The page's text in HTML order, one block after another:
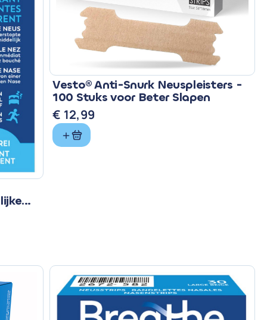
Vesto® Anti-Snurk Neuspleisters -
100 Stuks voor Beter Slapen
€ 12,99